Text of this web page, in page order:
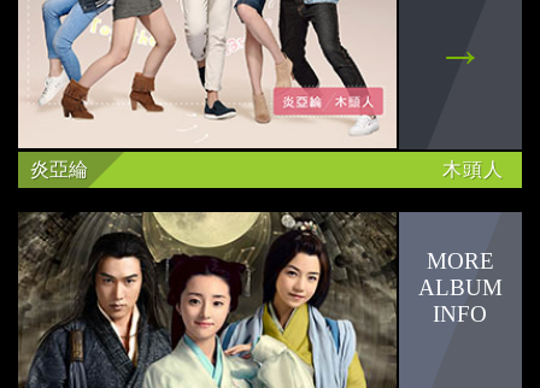
陳昊森
印花樂
Karencici
閻奕格
周蕙
LaDY
陳匡怡
炎亞綸 木頭人